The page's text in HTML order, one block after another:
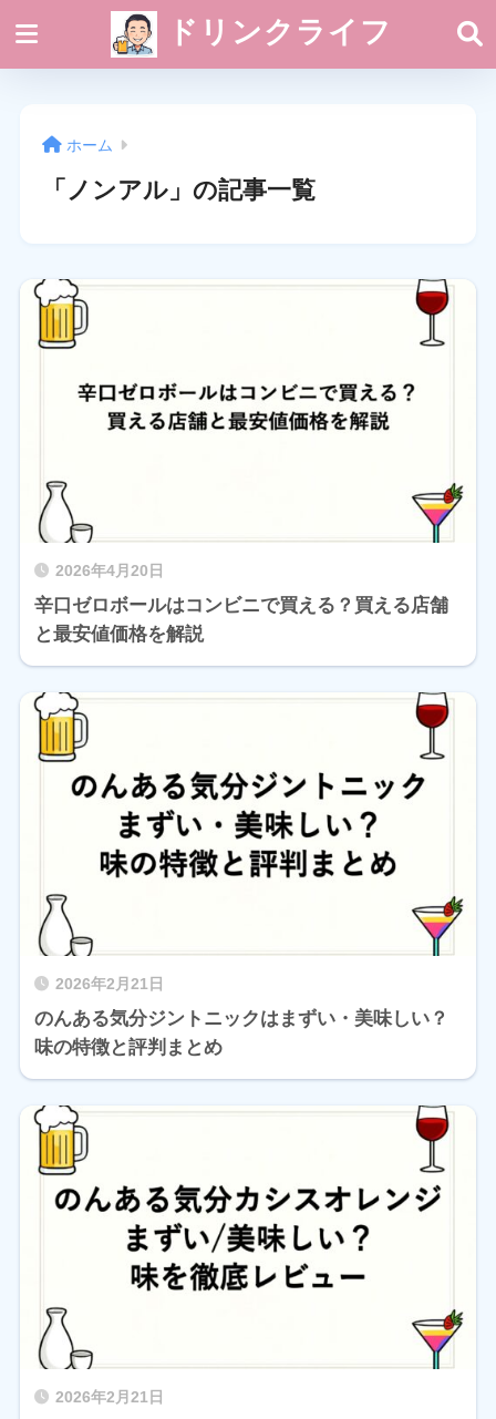
ドリンクライフ
ホーム
「ノンアル」の記事一覧
2026年4月20日
辛口ゼロボールはコンビニで買える？買える店舗
と最安値価格を解説
2026年2月21日
のんある気分ジントニックはまずい・美味しい？
味の特徴と評判まとめ
2026年2月21日